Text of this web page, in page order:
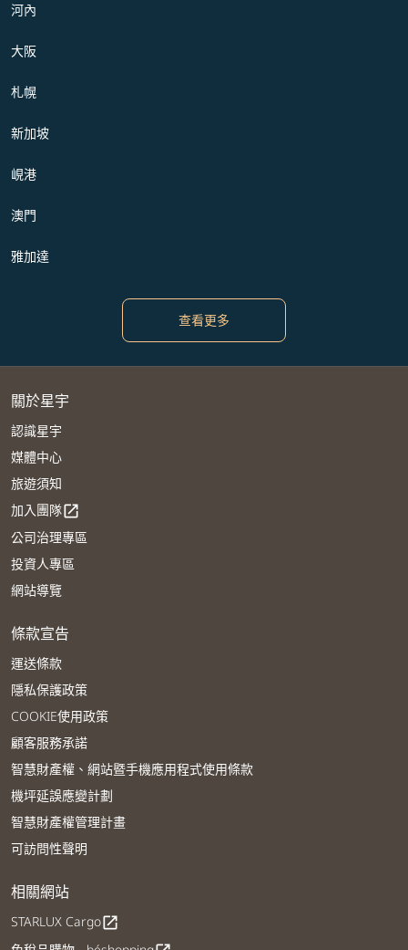
河內
大阪
札幌
新加坡
峴港
澳門
雅加達
查看更多
關於星宇
認識星宇
媒體中心
旅遊須知
加入團隊open_in_new
公司治理專區
投資人專區
網站導覽
條款宣告
運送條款
隱私保護政策
COOKIE使用政策
顧客服務承諾
智慧財產權、網站暨手機應用程式使用條款
機坪延誤應變計劃
智慧財產權管理計畫
可訪問性聲明
相關網站
STARLUX Cargoopen_in_new